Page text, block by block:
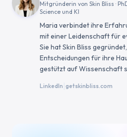
Mitgründerin von Skin Bliss ·
Science und KI
Maria verbindet ihre
mit einer Leidenschaft für
Sie hat Skin Bliss
Entscheidungen für ihre
gestützt auf Wissenschaft
LinkedIn getskinbliss.com